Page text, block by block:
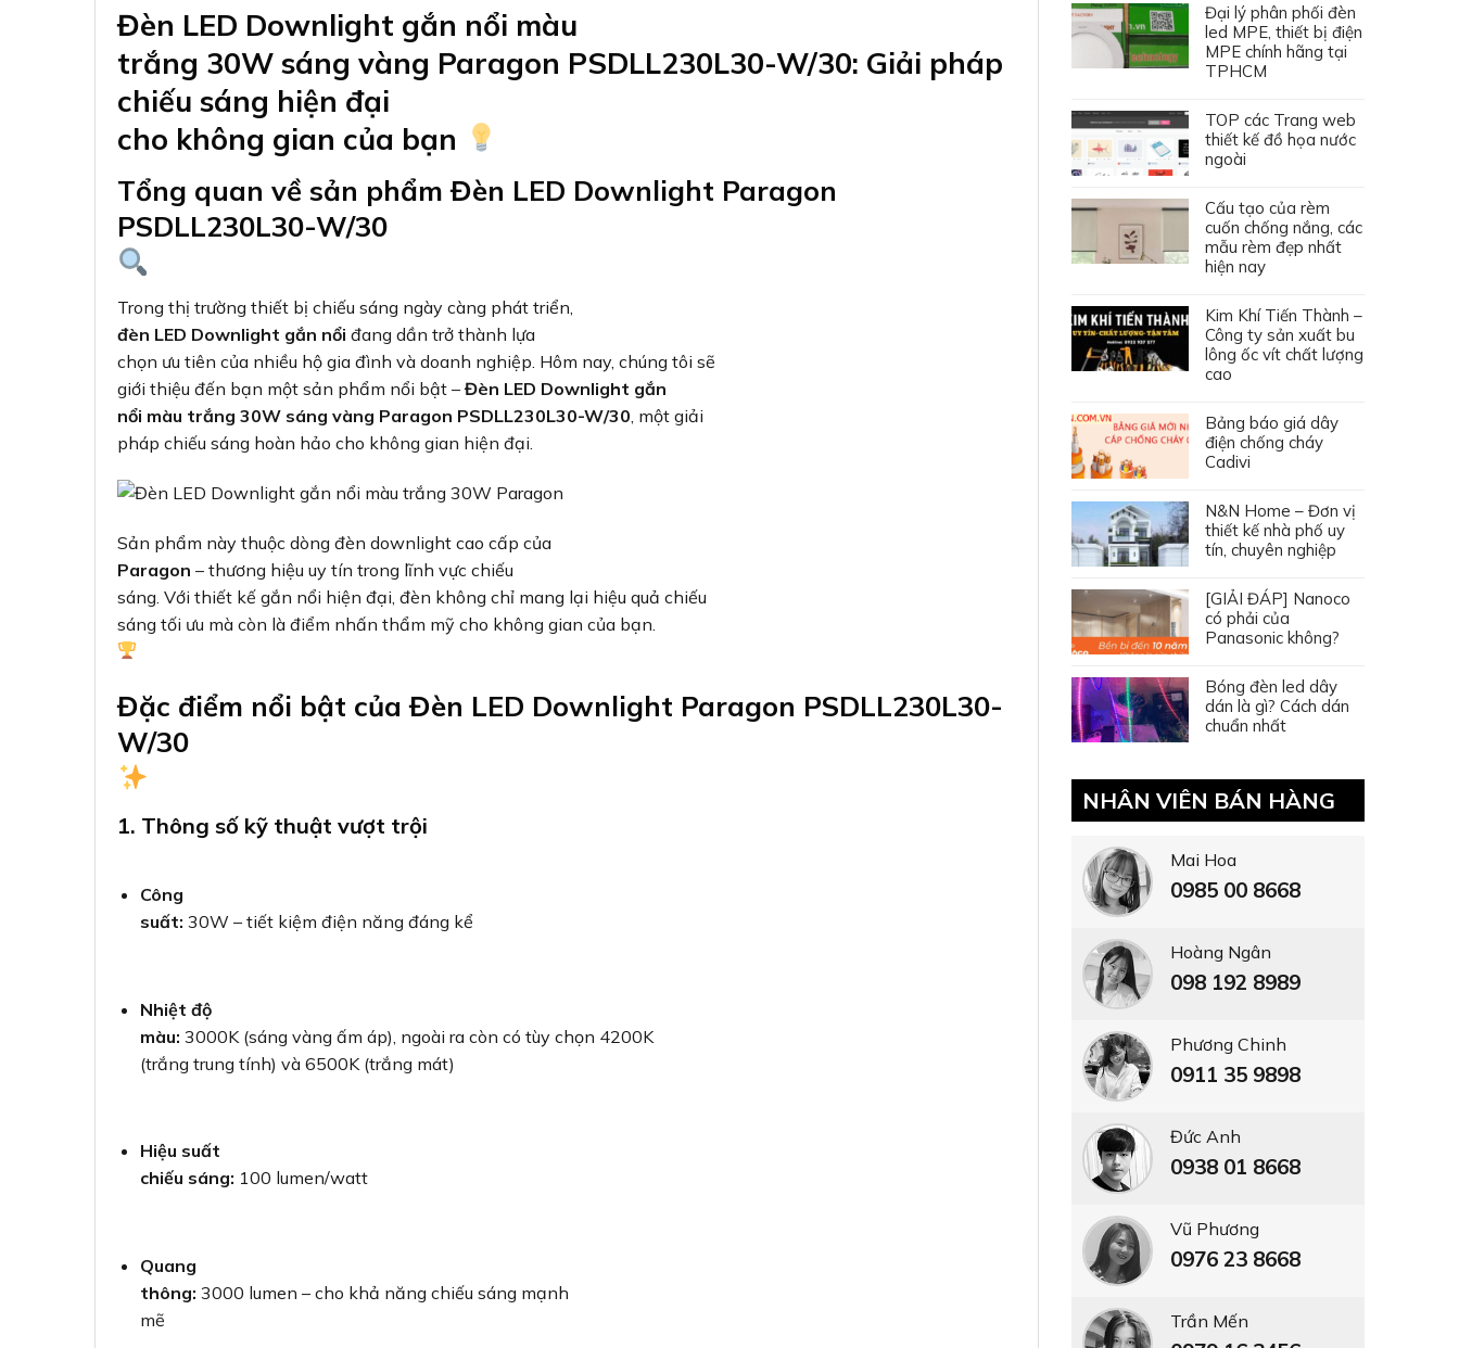
Đèn LED Downlight gắn nổi màu
trắng 30W sáng vàng Paragon PSDLL230L30-W/30: Giải pháp
chiếu sáng hiện đại
cho không gian của bạn
Tổng quan về sản phẩm Đèn LED Downlight Paragon
PSDLL230L30-W/30
Trong thị trường thiết bị chiếu sáng ngày càng phát triển,
đèn LED Downlight gắn nổi đang dần trở thành lựa
chọn ưu tiên của nhiều hộ gia đình và doanh nghiệp. Hôm nay, chúng tôi sẽ
giới thiệu đến bạn một sản phẩm nổi bật – Đèn LED Downlight gắn
nổi màu trắng 30W sáng vàng Paragon PSDLL230L30-W/30, một giải
pháp chiếu sáng hoàn hảo cho không gian hiện đại.
Sản phẩm này thuộc dòng đèn downlight cao cấp của
Paragon – thương hiệu uy tín trong lĩnh vực chiếu
sáng. Với thiết kế gắn nổi hiện đại, đèn không chỉ mang lại hiệu quả chiếu
sáng tối ưu mà còn là điểm nhấn thẩm mỹ cho không gian của bạn.
Đặc điểm nổi bật của Đèn LED Downlight Paragon PSDLL230L30-
W/30
1. Thông số kỹ thuật vượt trội
Công
suất: 30W – tiết kiệm điện năng đáng kể
Nhiệt độ
màu: 3000K (sáng vàng ấm áp), ngoài ra còn có tùy chọn 4200K
(trắng trung tính) và 6500K (trắng mát)
Hiệu suất
chiếu sáng: 100 lumen/watt
Quang
thông: 3000 lumen – cho khả năng chiếu sáng mạnh
mẽ
Đại lý phân phối đèn
led MPE, thiết bị điện
MPE chính hãng tại
TPHCM
TOP các Trang web
thiết kế đồ họa nước
ngoài
Cấu tạo của rèm
cuốn chống nắng, các
mẫu rèm đẹp nhất
hiện nay
Kim Khí Tiến Thành –
Công ty sản xuất bu
lông ốc vít chất lượng
cao
Bảng báo giá dây
điện chống cháy
Cadivi
N&N Home – Đơn vị
thiết kế nhà phố uy
tín, chuyên nghiệp
[GIẢI ĐÁP] Nanoco
có phải của
Panasonic không?
Bóng đèn led dây
dán là gì? Cách dán
chuẩn nhất
NHÂN VIÊN BÁN HÀNG
Mai Hoa
0985 00 8668
Hoàng Ngân
098 192 8989
Phương Chinh
0911 35 9898
Đức Anh
0938 01 8668
Vũ Phương
0976 23 8668
Trần Mến